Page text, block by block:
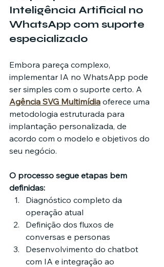
Inteligência Artificial no
WhatsApp com suporte
especializado
Embora pareça complexo,
implementar IA no WhatsApp pode
ser simples com o suporte certo. A
Agência SVG Multimídia oferece uma
metodologia estruturada para
implantação personalizada, de
acordo com o modelo e objetivos do
seu negócio.
O processo segue etapas bem
definidas:
Diagnóstico completo da
operação atual
Definição dos fluxos de
conversas e personas
Desenvolvimento do chatbot
com IA e integração ao